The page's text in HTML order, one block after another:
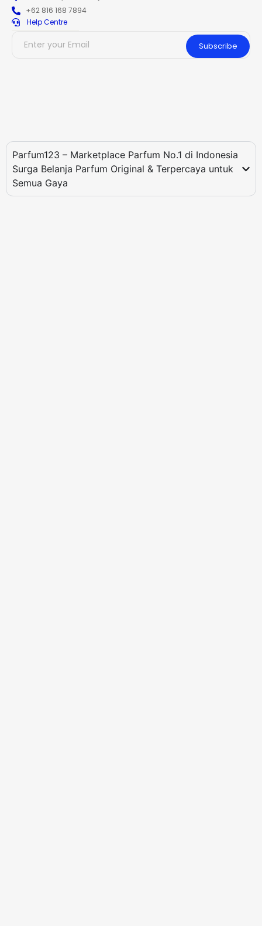
+62 816 168 7894
Help Centre
Subscribe
Parfum123 – Marketplace Parfum No.1 di Indonesia
Surga Belanja Parfum Original & Terpercaya untuk
Semua Gaya